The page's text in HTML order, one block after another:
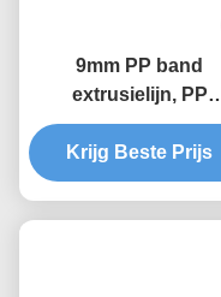
9mm PP band
extrusielijn, PP
verpakkingsband
extrusie machine
Krijg Beste Prijs